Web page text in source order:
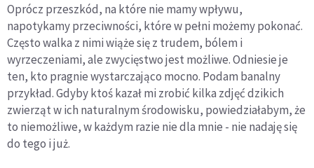
Oprócz przeszkód, na które nie mamy wpływu,
napotykamy przeciwności, które w pełni możemy pokonać.
Często walka z nimi wiąże się z trudem, bólem i
wyrzeczeniami, ale zwycięstwo jest możliwe. Odniesie je
ten, kto pragnie wystarczająco mocno. Podam banalny
przykład. Gdyby ktoś kazał mi zrobić kilka zdjęć dzikich
zwierząt w ich naturalnym środowisku, powiedziałabym, że
to niemożliwe, w każdym razie nie dla mnie - nie nadaję się
do tego i już.